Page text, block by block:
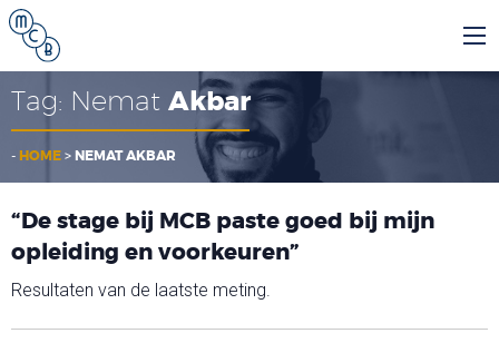
Tag: Nemat Akbar
- HOME > NEMAT AKBAR
“De stage bij MCB paste goed bij mijn
opleiding en voorkeuren”
Resultaten van de laatste meting.